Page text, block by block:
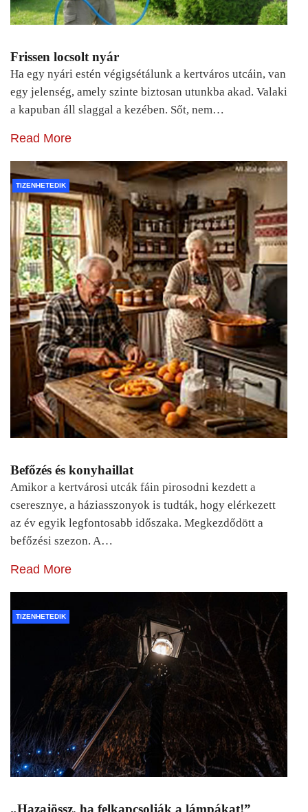
Frissen locsolt nyár
Ha egy nyári estén végigsétálunk a kertváros utcáin, van
egy jelenség, amely szinte biztosan utunkba akad. Valaki
a kapuban áll slaggal a kezében. Sőt, nem…
Read More
TIZENHETEDIK
Befőzés és konyhaillat
Amikor a kertvárosi utcák fáin pirosodni kezdett a
cseresznye, a háziasszonyok is tudták, hogy elérkezett
az év egyik legfontosabb időszaka. Megkezdődött a
befőzési szezon. A…
Read More
TIZENHETEDIK
„Hazajössz, ha felkapcsolják a lámpákat!”